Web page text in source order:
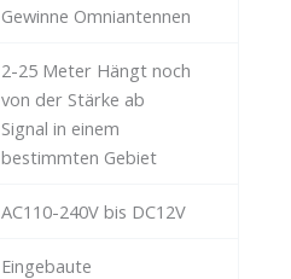
Gewinne Omniantennen
2-25 Meter Hängt noch
von der Stärke ab
Signal in einem
bestimmten Gebiet
AC110-240V bis DC12V
Eingebaute